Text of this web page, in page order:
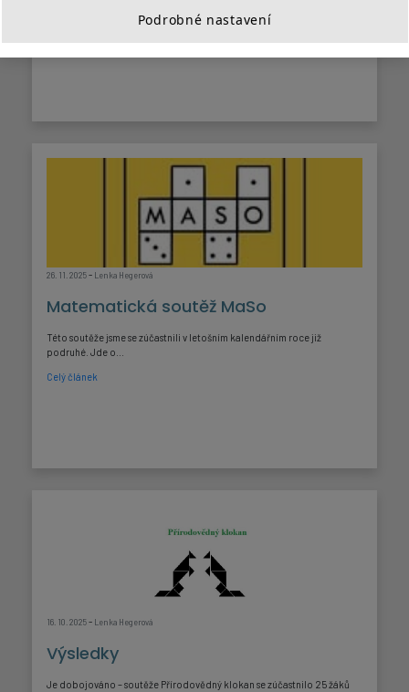
26. 11. 2025- Lenka Hegerová
Matematická soutěž MaSo
Této soutěže jsme se zúčastnili v letošním kalendářním roce již
podruhé. Jde o...
Celý článek
16. 10. 2025- Lenka Hegerová
Výsledky
Je dobojováno – soutěže Přírodovědný klokan se zúčastnilo 25 žáků
Podrobné nastavení